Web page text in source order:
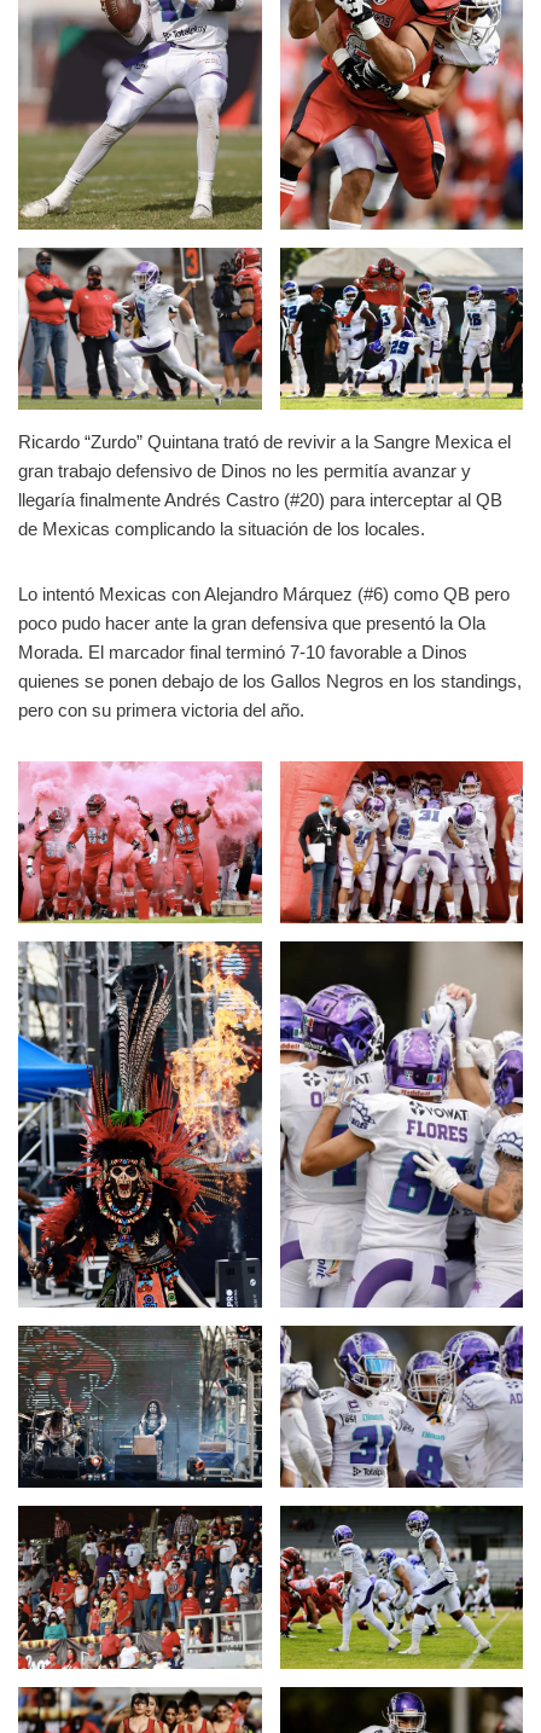
Ricardo “Zurdo” Quintana trató de revivir a la Sangre Mexica el
gran trabajo defensivo de Dinos no les permitía avanzar y
llegaría finalmente Andrés Castro (#20) para interceptar al QB
de Mexicas complicando la situación de los locales.
Lo intentó Mexicas con Alejandro Márquez (#6) como QB pero
poco pudo hacer ante la gran defensiva que presentó la Ola
Morada. El marcador final terminó 7-10 favorable a Dinos
quienes se ponen debajo de los Gallos Negros en los standings,
pero con su primera victoria del año.